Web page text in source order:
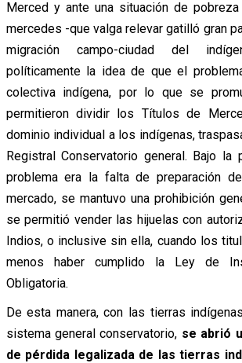
Merced y ante una situación de
mercedes -que valga relevar gatilló gran
migración campo-ciudad del
políticamente la idea de que el
colectiva indígena, por lo que se
permitieron dividir los Títulos de
dominio individual a los indígenas,
Registral Conservatorio general. Bajo
problema era la falta de preparación
mercado, se mantuvo una prohibición
se permitió vender las hijuelas con
Indios, o inclusive sin ella, cuando los
menos haber cumplido la Ley de
Obligatoria.
De esta manera, con las tierras
sistema general conservatorio, se abrió
de pérdida legalizada de las tierras